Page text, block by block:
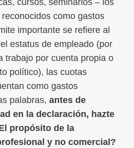
cursos, seminarios – los
como gastos
importante se refiere al
estatus de empleado (por
trabajo por cuenta propia o
político), las cuotas
como gastos
palabras, antes de
en la declaración, hazte
propósito de la
y no comercial?